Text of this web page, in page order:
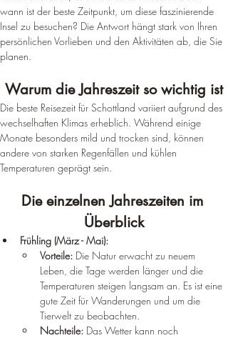
wann ist der beste Zeitpunkt, um diese faszinierende
Insel zu besuchen? Die Antwort hängt stark von Ihren
persönlichen Vorlieben und den Aktivitäten ab, die Sie
planen.
Warum die Jahreszeit so wichtig ist
Die beste Reisezeit für Schottland variiert aufgrund des
wechselhaften Klimas erheblich. Während einige
Monate besonders mild und trocken sind, können
andere von starken Regenfällen und kühlen
Temperaturen geprägt sein.
Die einzelnen Jahreszeiten im
Überblick
Frühling (März - Mai):
Vorteile: Die Natur erwacht zu neuem
Leben, die Tage werden länger und die
Temperaturen steigen langsam an. Es ist eine
gute Zeit für Wanderungen und um die
Tierwelt zu beobachten.
Nachteile: Das Wetter kann noch